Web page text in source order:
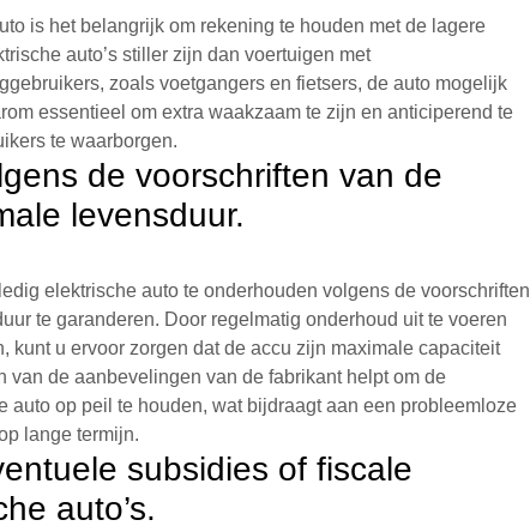
is het belangrijk om rekening te houden met de lagere
auto’s stiller zijn dan voertuigen met
zoals voetgangers en fietsers, de auto mogelijk
essentieel om extra waakzaam te zijn en anticiperend te
te waarborgen.
de voorschriften van de
levensduur.
elektrische auto te onderhouden volgens de voorschriften
te garanderen. Door regelmatig onderhoud uit te voeren
kunt u ervoor zorgen dat de accu zijn maximale capaciteit
van de aanbevelingen van de fabrikant helpt om de
auto op peil te houden, wat bijdraagt aan een probleemloze
lange termijn.
subsidies of fiscale
auto’s.